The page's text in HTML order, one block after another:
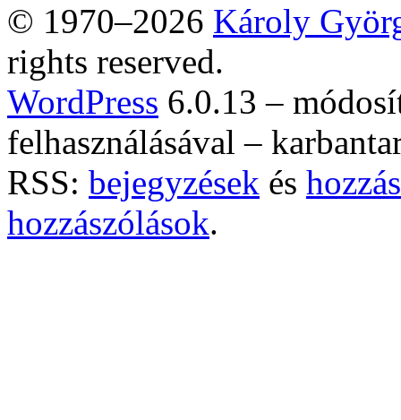
© 1970–2026 Károly
rights reserved.
WordPress 6.0.13 –
felhasználásával –
RSS: bejegyzések és
hozzászólások.